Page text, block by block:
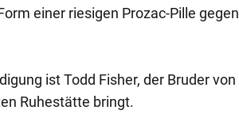
einer riesigen Prozac-Pille gegen
ist Todd Fisher, der Bruder von
Ruhestätte bringt.